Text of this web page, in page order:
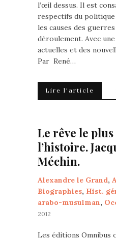
l’œil dessus. Il est
respectifs du
les causes des
déroulement. Avec
actuelles et des
Par René…
Lire l'article
Le rêve le
l’histoire.
Méchin.
Alexandre le Grand,
Biographies, Hist.
arabo-musulman,
2012
Les éditions Omnibus